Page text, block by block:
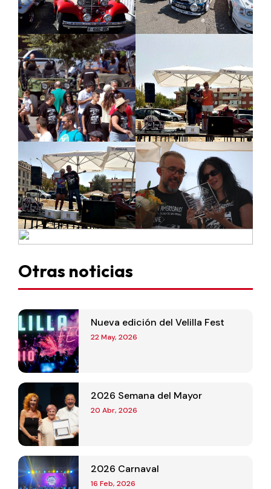
Otras noticias
Nueva edición del Velilla Fest
22 May, 2026
2026 Semana del Mayor
20 Abr, 2026
2026 Carnaval
16 Feb, 2026